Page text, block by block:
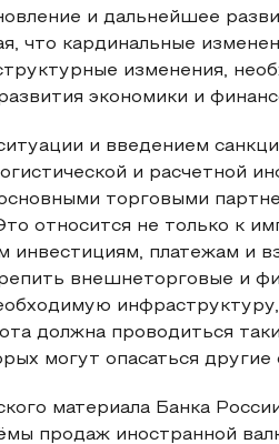
и дальнейшее
что кардинальные
изменения,
экономики и
и введением
и расчетной
торговыми
относится не только к
платежам и
внешнеторговые и
должна проводиться
могут опасаться другие
материала Банка
продаж иностранной